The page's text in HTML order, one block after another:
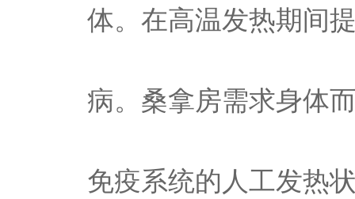
体。在高温发热期间
病。桑拿房需求身体
免疫系统的人工发热